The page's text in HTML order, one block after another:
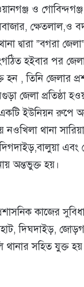
ও
ক্ষেতলাল,ও
দ্বারা ”বগরা
হইবার পর
হন , তিনি জেলার
জেলা প্রতিষ্ঠা
ইউনিয়ন রুপে
থানা
এবং
অন্তভুক্ত হয়।
কাজের
দিঘদাইড়,
থানার সহিত যুক্ত